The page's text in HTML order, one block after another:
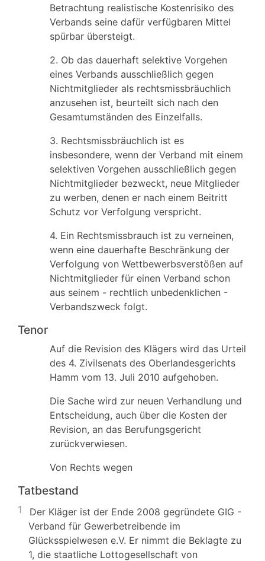
Betrachtung realistische Kostenrisiko des
Verbands seine dafür verfügbaren Mittel
spürbar übersteigt.
2. Ob das dauerhaft selektive Vorgehen
eines Verbands ausschließlich gegen
Nichtmitglieder als rechtsmissbräuchlich
anzusehen ist, beurteilt sich nach den
Gesamtumständen des Einzelfalls.
3. Rechtsmissbräuchlich ist es
insbesondere, wenn der Verband mit einem
selektiven Vorgehen ausschließlich gegen
Nichtmitglieder bezweckt, neue Mitglieder
zu werben, denen er nach einem Beitritt
Schutz vor Verfolgung verspricht.
4. Ein Rechtsmissbrauch ist zu verneinen,
wenn eine dauerhafte Beschränkung der
Verfolgung von Wettbewerbsverstößen auf
Nichtmitglieder für einen Verband schon
aus seinem - rechtlich unbedenklichen -
Verbandszweck folgt.
Tenor
Auf die Revision des Klägers wird das Urteil
des 4. Zivilsenats des Oberlandesgerichts
Hamm vom 13. Juli 2010 aufgehoben.
Die Sache wird zur neuen Verhandlung und
Entscheidung, auch über die Kosten der
Revision, an das Berufungsgericht
zurückverwiesen.
Von Rechts wegen
Tatbestand
1
Der Kläger ist der Ende 2008 gegründete GIG -
Verband für Gewerbetreibende im
Glücksspielwesen e.V. Er nimmt die Beklagte zu
1, die staatliche Lottogesellschaft von